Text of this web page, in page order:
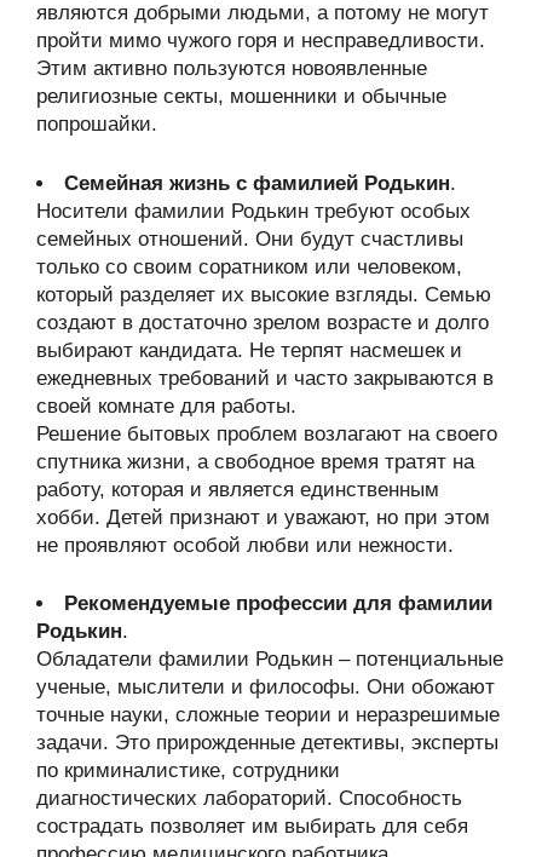
являются добрыми людьми, а потому не могут
пройти мимо чужого горя и несправедливости.
Этим активно пользуются новоявленные
религиозные секты, мошенники и обычные
попрошайки.
Семейная жизнь с фамилией Родькин.
Носители фамилии Родькин требуют особых
семейных отношений. Они будут счастливы
только со своим соратником или человеком,
который разделяет их высокие взгляды. Семью
создают в достаточно зрелом возрасте и долго
выбирают кандидата. Не терпят насмешек и
ежедневных требований и часто закрываются в
своей комнате для работы.
Решение бытовых проблем возлагают на своего
спутника жизни, а свободное время тратят на
работу, которая и является единственным
хобби. Детей признают и уважают, но при этом
не проявляют особой любви или нежности.
Рекомендуемые профессии для фамилии
Родькин.
Обладатели фамилии Родькин – потенциальные
ученые, мыслители и философы. Они обожают
точные науки, сложные теории и неразрешимые
задачи. Это прирожденные детективы, эксперты
по криминалистике, сотрудники
диагностических лабораторий. Способность
сострадать позволяет им выбирать для себя